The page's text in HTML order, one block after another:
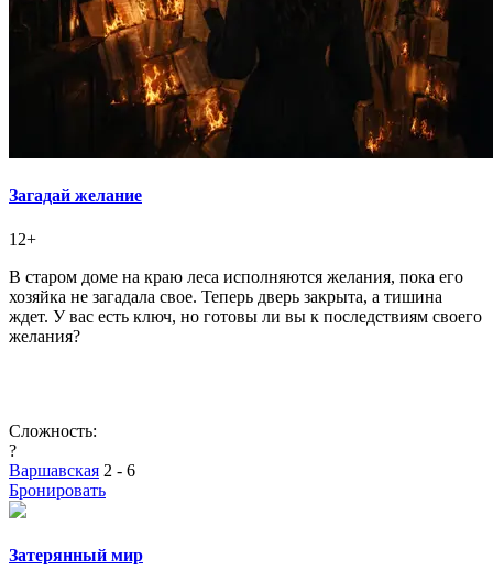
Загадай желание
12+
В старом доме на краю леса исполняются желания, пока его
хозяйка не загадала свое. Теперь дверь закрыта, а тишина
ждет. У вас есть ключ, но готовы ли вы к последствиям своего
желания?
Сложность:
?
Варшавская 2 - 6
Бронировать
Затерянный мир